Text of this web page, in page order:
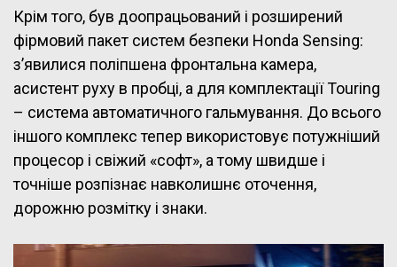
Крім того, був доопрацьований і розширений
фірмовий пакет систем безпеки Honda Sensing:
з’явилися поліпшена фронтальна камера,
асистент руху в пробці, а для комплектації Touring
– система автоматичного гальмування. До всього
іншого комплекс тепер використовує потужніший
процесор і свіжий «софт», а тому швидше і
точніше розпізнає навколишнє оточення,
дорожню розмітку і знаки.